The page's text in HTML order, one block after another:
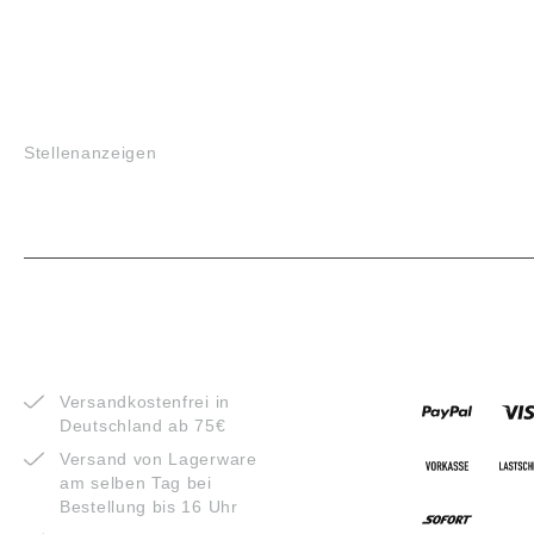
Stellenanzeigen
Versandkostenfrei in
Deutschland ab 75€
Versand von Lagerware
am selben Tag bei
Bestellung bis 16 Uhr